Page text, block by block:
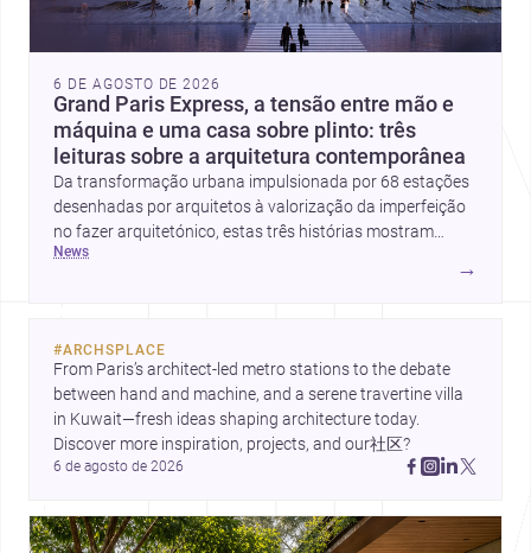
6 DE AGOSTO DE 2026
Grand Paris Express, a tensão entre mão e
máquina e uma casa sobre plinto: três
leituras sobre a arquitetura contemporânea
Da transformação urbana impulsionada por 68 estações
desenhadas por arquitetos à valorização da imperfeição
no fazer arquitetónico, estas três histórias mostram
como a disciplina continua a reinventar cidades, materiais
contemporânea.
news
→
#ARCHSPLACE
From Paris’s architect-led metro stations to the debate
between hand and machine, and a serene travertine villa
in Kuwait—fresh ideas shaping architecture today.
Discover more inspiration, projects, and our社区?
6 de agosto de 2026